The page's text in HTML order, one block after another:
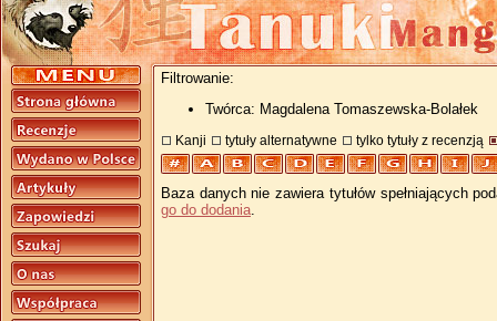
Filtrowanie:
Twórca: Magdalena Tomaszewska-Bolałek
Kanji tytuły alternatywne tylko tytuły z recenzją
Baza danych nie zawiera tytułów spełniających
go do dodania.